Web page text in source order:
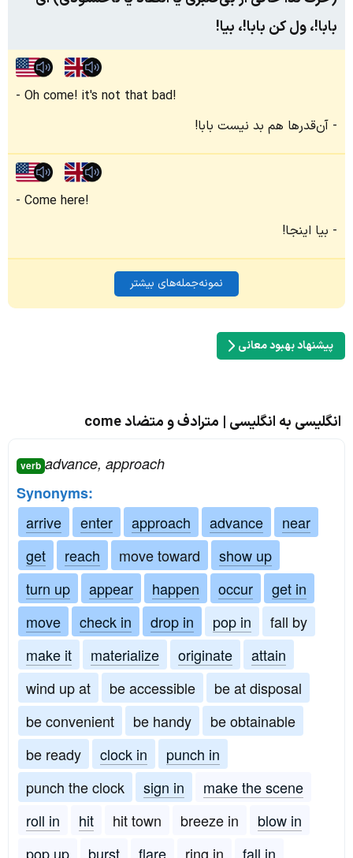
بابا!، ول کن بابا!، بیا!
Oh come! it's not that bad!
آن‌قدرها هم بد نیست بابا!
Come here!
بیا اینجا!
نمونه‌جمله‌های بیشتر
پیشنهاد بهبود معانی
انگلیسی به انگلیسی | مترادف و متضاد come
verb advance, approach
Synonyms:
arrive
enter approach advance
near
get
reach move toward
show up
turn up
appear happen occur
get in
move
check in drop in pop in
fall by
make it
materialize originate
attain
wind up at
be accessible
be at disposal
be convenient
be handy
be obtainable
be ready
clock in
punch in
punch the clock
sign in
make the scene
roll in
hit hit town breeze in
blow in
pop up
burst flare ring in fall in